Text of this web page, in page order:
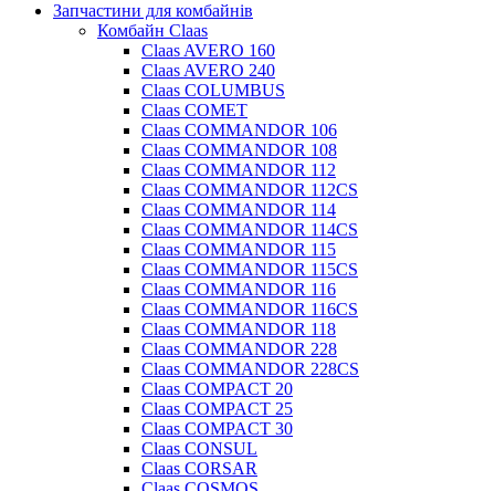
Запчастини для комбайнів
Комбайн Claas
Claas AVERO 160
Claas AVERO 240
Claas COLUMBUS
Claas COMET
Claas COMMANDOR 106
Claas COMMANDOR 108
Claas COMMANDOR 112
Claas COMMANDOR 112CS
Claas COMMANDOR 114
Claas COMMANDOR 114CS
Claas COMMANDOR 115
Claas COMMANDOR 115CS
Claas COMMANDOR 116
Claas COMMANDOR 116CS
Claas COMMANDOR 118
Claas COMMANDOR 228
Claas COMMANDOR 228CS
Claas COMPACT 20
Claas COMPACT 25
Claas COMPACT 30
Claas CONSUL
Claas CORSAR